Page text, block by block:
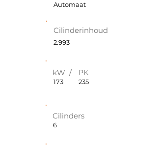
Automaat
Cilinderinhoud
2.993
kW / PK
173 235
Cilinders
6